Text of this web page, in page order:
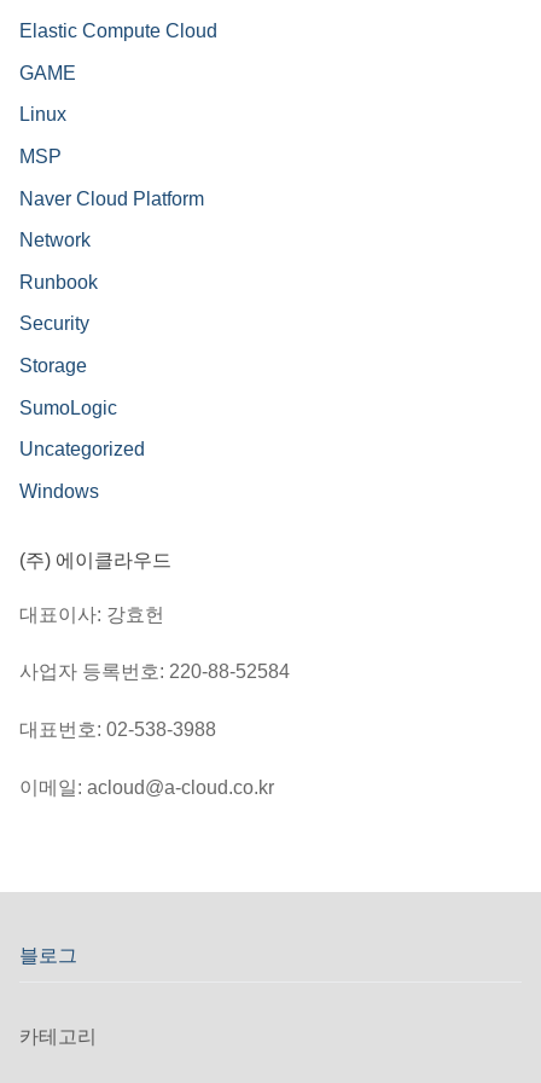
Elastic Compute Cloud
GAME
Linux
MSP
Naver Cloud Platform
Network
Runbook
Security
Storage
SumoLogic
Uncategorized
Windows
(주) 에이클라우드
대표이사: 강효헌
사업자 등록번호: 220-88-52584
대표번호: 02-538-3988
이메일: acloud@a-cloud.co.kr
블로그
카테고리